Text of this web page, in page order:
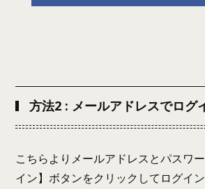
方法2 : メールアドレスでログ
こちらよりメールアドレスとパスワ
イン】ボタンをクリックしてログイン